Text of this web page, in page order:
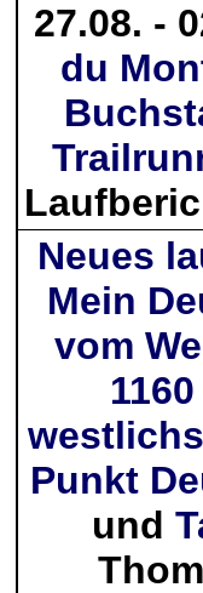
27.08. -
du
Neues
Mein
vom
Punkt
und